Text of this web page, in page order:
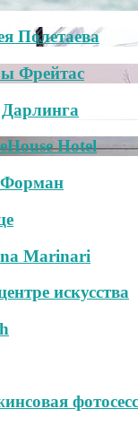
Полетаева
Фрейтас
Hotel
Marinari
искусства